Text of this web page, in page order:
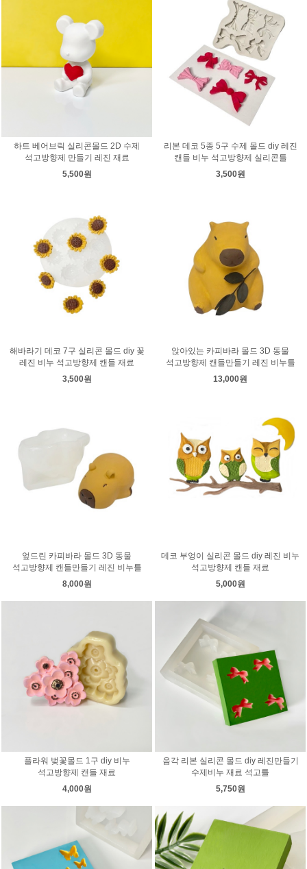
하트 베어브릭 실리콘몰드 2D 수제
석고방향제 만들기 레진 재료
5,500원
리본 데코 5종 5구 수제 몰드 diy 레진
캔들 비누 석고방향제 실리콘틀
3,500원
해바라기 데코 7구 실리콘 몰드 diy 꽃
레진 비누 석고방향제 캔들 재료
3,500원
앉아있는 카피바라 몰드 3D 동물
석고방향제 캔들만들기 레진 비누틀
13,000원
엎드린 카피바라 몰드 3D 동물
석고방향제 캔들만들기 레진 비누틀
8,000원
데코 부엉이 실리콘 몰드 diy 레진 비누
석고방향제 캔들 재료
5,000원
플라워 벚꽃몰드 1구 diy 비누
석고방향제 캔들 재료
4,000원
음각 리본 실리콘 몰드 diy 레진만들기
수제비누 재료 석고틀
5,750원